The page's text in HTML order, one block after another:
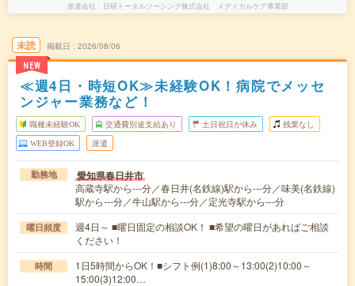
派遣会社 日研トータルソーシング株式会社 メディカルケア事業部
未読
NEW
掲載日 2026/08/06
≪週4日・時短OK≫未経験OK！病院でメッセ
ンジャー業務など！
職種未経験OK 交通費別途支給あり 土日祝日が休み 残業なし
WEB登録OK 派遣
勤務地 愛知県春日井市
高蔵寺駅から---分／春日井(名鉄線)駅から---分／味美(名鉄線)
駅から---分／牛山駅から---分／定光寺駅から---分
曜日頻度
週4日～ ■曜日固定の相談OK！ ■希望の曜日があればご相談
ください！
時間
1日5時間からOK！■シフト例(1)8:00～13:00(2)10:00～
15:00(3)12:00…